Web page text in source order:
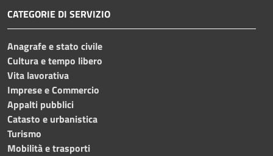
CATEGORIE DI SERVIZIO
Anagrafe e stato civile
Cultura e tempo libero
Vita lavorativa
Imprese e Commercio
Appalti pubblici
Catasto e urbanistica
Turismo
Mobilità e trasporti